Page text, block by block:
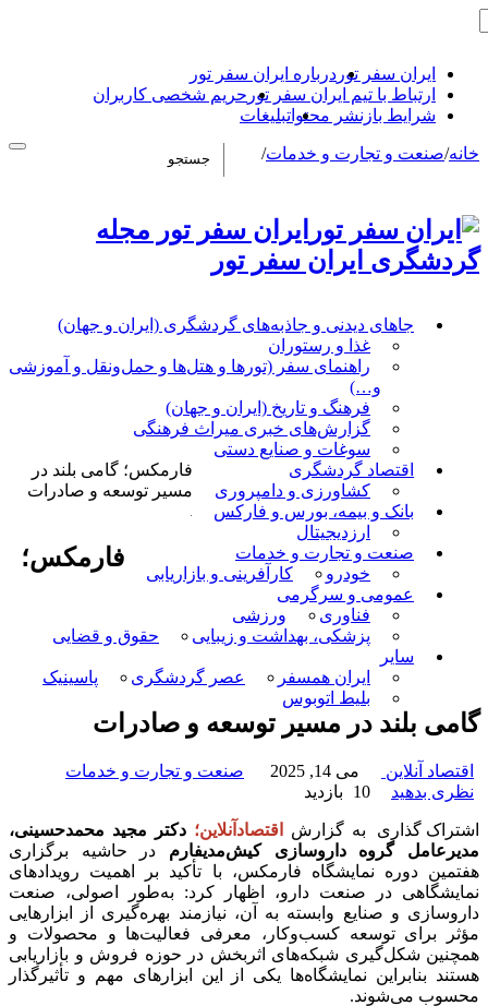
ایران سفر تور درباره ایران سفر تور
ارتباط با تیم ایران سفر تور حریم شخصی کاربران
شرایط بازنشر محتوا تبلیغات
ایران سفر تور مجله
گردشگری ایران سفر تور
جاهای دیدنی و جاذبه‌های گردشگری (ایران و جهان)
غذا و رستوران
راهنمای سفر (تورها و هتل‌ها و حمل‌و‌نقل و آموزشی
و…)
فرهنگ و تاریخ (ایران و جهان)
گزارش‌های خبری میراث فرهنگی
سوغات و صنایع دستی
اقتصاد گردشگری
کشاورزی و دامپروری
بانک و بیمه، بورس و فارکس
ارزدیجیتال
صنعت و تجارت و خدمات
خودرو
کارآفرینی و بازاریابی
عمومی و سرگرمی
فناوری
ورزشی
پزشکی، بهداشت و زیبایی
حقوق و قضایی
سایر
ایران همسفر
عصر گردشگری
پاسینیک
بلیط اتوبوس
خانه/صنعت و تجارت و خدمات/
فارمکس؛ گامی بلند در
مسیر توسعه و صادرات
فارمکس؛
گامی بلند در مسیر توسعه و صادرات
اقتصاد آنلاین می 14, 2025
صنعت و تجارت و خدمات
نظری بدهید
10 بازدید
اشتراک گذاری به گزارش اقتصادآنلاین؛ دکتر مجید محمدحسینی،
مدیرعامل گروه داروسازی کیش‌مدیفارم در حاشیه برگزاری
هفتمین دوره نمایشگاه فارمکس، با تأکید بر اهمیت رویدادهای
نمایشگاهی در صنعت دارو، اظهار کرد: به‌طور اصولی، صنعت
داروسازی و صنایع وابسته به آن، نیازمند بهره‌گیری از ابزارهایی
مؤثر برای توسعه کسب‌وکار، معرفی فعالیت‌ها و محصولات و
همچنین شکل‌گیری شبکه‌های اثربخش در حوزه فروش و بازاریابی
هستند بنابراین نمایشگاه‌ها یکی از این ابزارهای مهم و تأثیرگذار
محسوب می‌شوند.